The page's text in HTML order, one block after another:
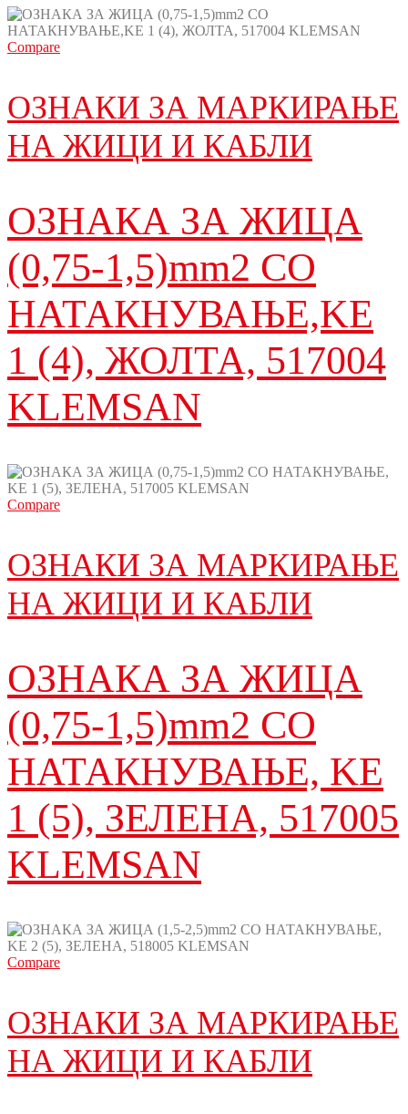
Compare
ОЗНАКИ ЗА МАРКИРАЊЕ
НА ЖИЦИ И КАБЛИ
ОЗНАКА ЗА ЖИЦА
(0,75-1,5)mm2 СО
НАТАКНУВАЊЕ,KE
1 (4), ЖОЛТА, 517004
KLEMSAN
Compare
ОЗНАКИ ЗА МАРКИРАЊЕ
НА ЖИЦИ И КАБЛИ
ОЗНАКА ЗА ЖИЦА
(0,75-1,5)mm2 СО
НАТАКНУВАЊЕ, KE
1 (5), ЗЕЛЕНА, 517005
KLEMSAN
Compare
ОЗНАКИ ЗА МАРКИРАЊЕ
НА ЖИЦИ И КАБЛИ